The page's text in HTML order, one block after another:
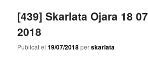
[439] Skarlata Ojara 18 07
2018
Publicat el19/07/2018perskarlata